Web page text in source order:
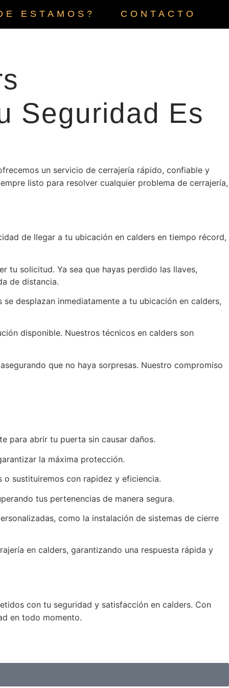
ESTAMOS? CONTACTO
Seguridad Es
un servicio de cerrajería rápido, confiable y
listo para resolver cualquier problema de cerrajería,
de llegar a tu ubicación en calders en tiempo récord,
tu solicitud. Ya sea que hayas perdido las llaves,
de distancia.
desplazan inmediatamente a tu ubicación en calders,
disponible. Nuestros técnicos en calders son
que no haya sorpresas. Nuestro compromiso
para abrir tu puerta sin causar daños.
la máxima protección.
sustituiremos con rapidez y eficiencia.
tus pertenencias de manera segura.
como la instalación de sistemas de cierre
en calders, garantizando una respuesta rápida y
con tu seguridad y satisfacción en calders. Con
en todo momento.